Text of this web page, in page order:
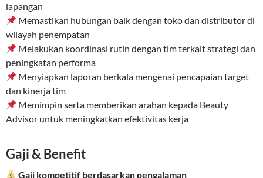
lapangan
Memastikan hubungan baik dengan toko dan distributor di
wilayah penempatan
Melakukan koordinasi rutin dengan tim terkait strategi dan
peningkatan performa
Menyiapkan laporan berkala mengenai pencapaian target
dan kinerja tim
Memimpin serta memberikan arahan kepada Beauty
Advisor untuk meningkatkan efektivitas kerja
Gaji & Benefit
Gaji kompetitif berdasarkan pengalaman